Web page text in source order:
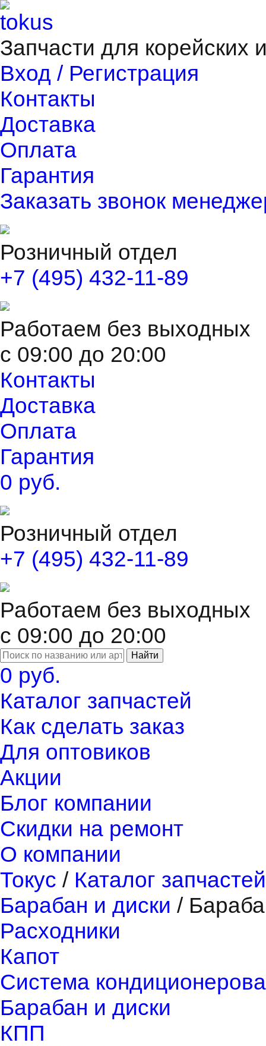
Запчасти для корейских
Вход / Регистрация
Контакты
Доставка
Оплата
Гарантия
Заказать звонок
Розничный отдел
+7 (495) 432-11-89
Работаем без выходных
с 09:00 до 20:00
Контакты
Доставка
Оплата
Гарантия
0 руб.
Розничный отдел
+7 (495) 432-11-89
Работаем без выходных
с 09:00 до 20:00
Найти
0 руб.
Каталог запчастей
Как сделать заказ
Для оптовиков
Акции
Блог компании
Скидки на ремонт
О компании
Токус / Каталог запчастей
Барабан и диски /
Расходники
Капот
Система
Барабан и диски
КПП